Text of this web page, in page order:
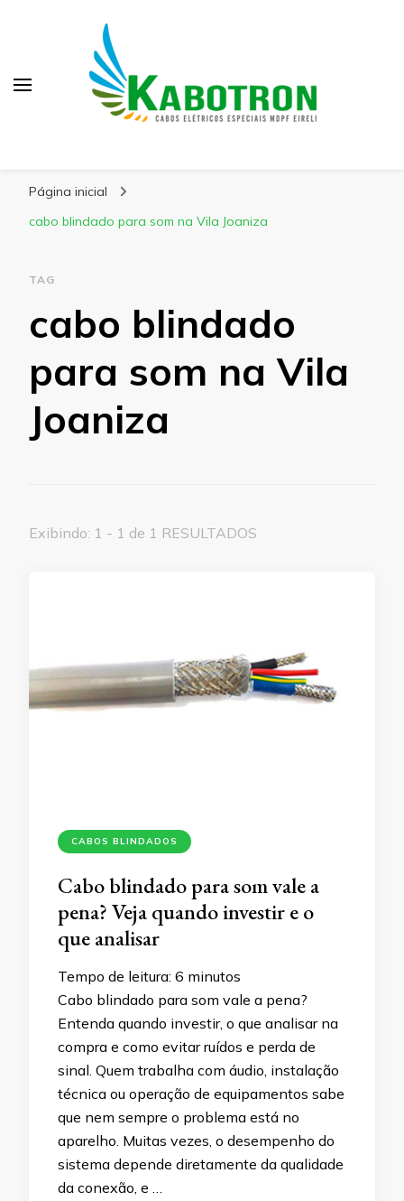
Página inicial
cabo blindado para som na Vila Joaniza
TAG
cabo blindado
para som na Vila
Joaniza
Exibindo: 1 - 1 de 1 RESULTADOS
CABOS BLINDADOS
Cabo blindado para som vale a
pena? Veja quando investir e o
que analisar
Tempo de leitura: 6 minutos
Cabo blindado para som vale a pena?
Entenda quando investir, o que analisar na
compra e como evitar ruídos e perda de
sinal. Quem trabalha com áudio, instalação
técnica ou operação de equipamentos sabe
que nem sempre o problema está no
aparelho. Muitas vezes, o desempenho do
sistema depende diretamente da qualidade
da conexão, e …